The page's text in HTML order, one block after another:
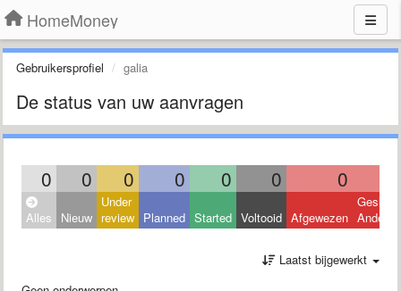
HomeMoney
Gebruikersprofiel galia
De status van uw aanvragen
0 0 0 0 0 0 0
Alles Nieuw
Under
review Planned Started Voltooid Afgewezen Andere
Laatst bijgewerkt